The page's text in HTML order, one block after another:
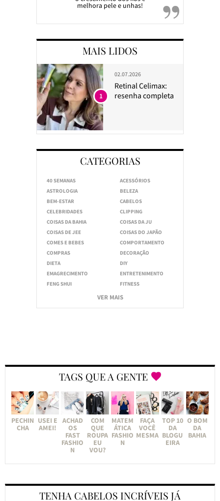
melhora pele e unhas!
MAIS LIDOS
02.07.2026
Retinal Celimax:
resenha completa
1
CATEGORIAS
40 SEMANAS
ACESSÓRIOS
ASTROLOGIA
BELEZA
BEM-ESTAR
CABELOS
CELEBRIDADES
CLIPPING
COISAS DA BAHIA
COISAS DA JU
COISAS DE JEE
COISAS DO JAPÃO
COMES E BEBES
COMPORTAMENTO
COMPRAS
DECORAÇÃO
DIETA
DIY
EMAGRECIMENTO
ENTRETENIMENTO
FENG SHUI
FITNESS
VER MAIS
TAGS QUE A GENTE
PECHIN
CHA
USEI E
AMEI!
ACHAD
OS
FAST
FASHIO
N
COM
QUE
ROUPA
EU
VOU?
MATEM
ÁTICA
FASHIO
N
FAÇA
VOCÊ
MESMA
TOP 10
DA
BLOGU
EIRA
O BOM
DA
BAHIA
TENHA CABELOS INCRÍVEIS JÁ